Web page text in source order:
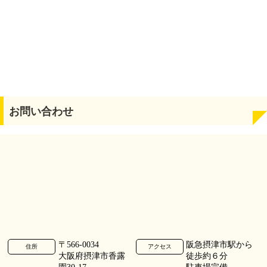
お問い合わせ
住所
〒566-0034
大阪府摂津市香露
アクセス
阪急摂津市駅から
徒歩約６分